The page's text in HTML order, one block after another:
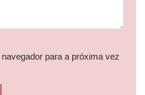
para a próxima vez